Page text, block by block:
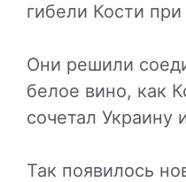
гибели Кости
Они решили
белое вино, как
сочетал Украину
Так появилось